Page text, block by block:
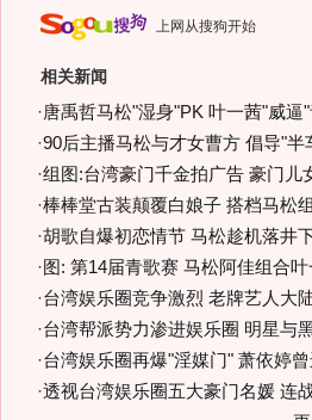
上网从搜狗开始
相关新闻
·唐禹哲马松"湿身"PK 叶一茜"威逼
·90后主播马松与才女曹方 倡导"半
·组图:台湾豪门千金拍广告 豪门儿
·棒棒堂古装颠覆白娘子 搭档马松
·胡歌自爆初恋情节 马松趁机落井
· 图: 第14届青歌赛 马松阿佳组合
·台湾娱乐圈竞争激烈 老牌艺人大
·台湾帮派势力渗进娱乐圈 明星与
·台湾娱乐圈再爆"淫媒门" 萧依婷
·透视台湾娱乐圈五大豪门名媛 连